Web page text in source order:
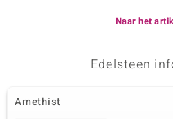
Naar het
Edelsteen
Amethist